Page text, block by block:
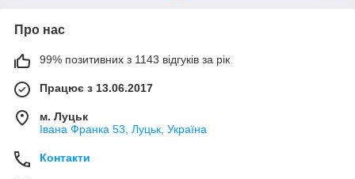
Про нас
99% позитивних з 1143 відгуків за рік
Працює з 13.06.2017
м. Луцьк
Івана Франка 53, Луцьк, Україна
Контакти